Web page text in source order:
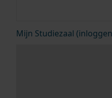
Mijn Studiezaal